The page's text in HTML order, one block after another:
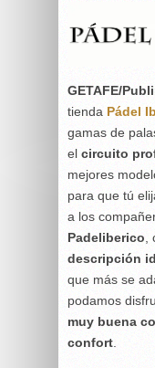
GETAFE/
tienda Pádel
gamas de
el circuito
mejores
para que tú
a los
Padeliberico
descripción
que más se
podamos
muy buena
confort